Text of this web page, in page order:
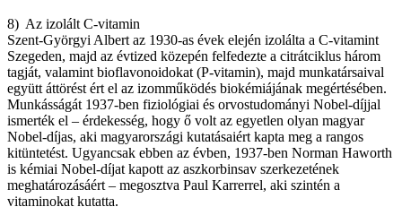
8) Az izolált C-vitamin
Szent-Györgyi Albert az 1930-as évek elején izolálta a C-vitamint
Szegeden, majd az évtized közepén felfedezte a citrátciklus három
tagját, valamint bioflavonoidokat (P-vitamin), majd munkatársaival
együtt áttörést ért el az izomműködés biokémiájának megértésében.
Munkásságát 1937-ben fiziológiai és orvostudományi Nobel-díjjal
ismerték el – érdekesség, hogy ő volt az egyetlen olyan magyar
Nobel-díjas, aki magyarországi kutatásaiért kapta meg a rangos
kitüntetést. Ugyancsak ebben az évben, 1937-ben Norman Haworth
is kémiai Nobel-díjat kapott az aszkorbinsav szerkezetének
meghatározásáért – megosztva Paul Karrerrel, aki szintén a
vitaminokat kutatta.